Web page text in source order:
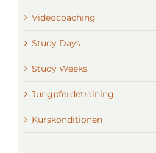
Videocoaching
Study Days
Study Weeks
Jungpferdetraining
Kurskonditionen